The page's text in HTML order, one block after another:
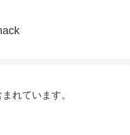
れています。